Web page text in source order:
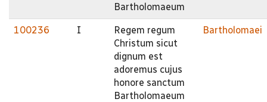
Bartholomaeum
100236 I
Regem regum
Christum sicut
dignum est
adoremus cujus
honore sanctum
Bartholomaeum
Bartholomaei